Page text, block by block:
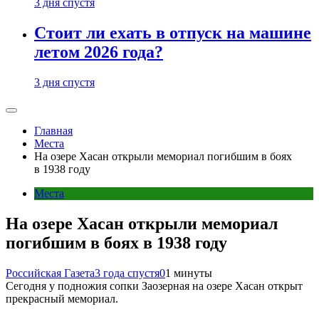
3 дня спустя
Стоит ли ехать в отпуск на машине
летом 2026 года?
3 дня спустя
Главная
Места
На озере Хасан открыли мемориал погибшим в боях
в 1938 году
Места
На озере Хасан открыли мемориал
погибшим в боях в 1938 году
Российская Газета3 года спустя01 минуты
Сегодня у подножия сопки Заозерная на озере Хасан открыт
прекрасный мемориал.